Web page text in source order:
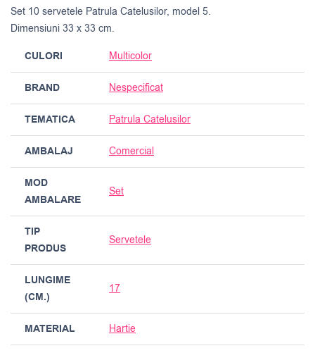
Set 10 servetele Patrula Catelusilor, model 5.
Dimensiuni 33 x 33 cm.
CULORI Multicolor
BRAND Nespecificat
TEMATICA Patrula Catelusilor
AMBALAJ Comercial
MOD
AMBALARE
Set
TIP
PRODUS
Servetele
LUNGIME
(CM.)
17
MATERIAL Hartie